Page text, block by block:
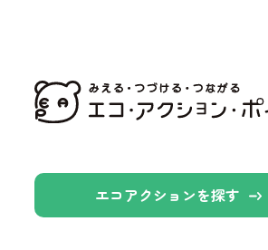
エコアクションを探す